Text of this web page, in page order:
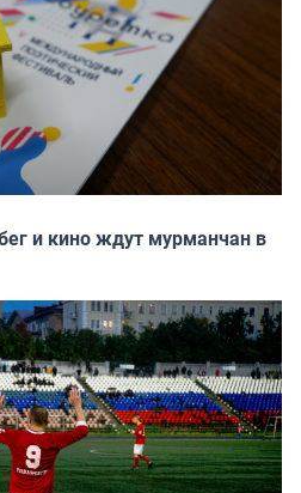
и кино ждут мурманчан в